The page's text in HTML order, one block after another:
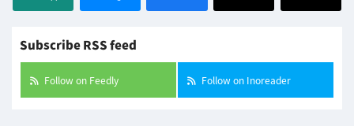
Subscribe RSS feed
Follow on Feedly Follow on Inoreader